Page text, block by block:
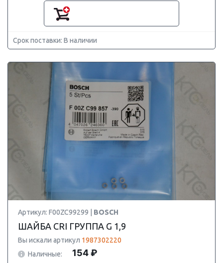
Срок поставки: В наличии
Артикул: F00ZC99299 | BOSCH
ШАЙБА CRI ГРУППА G 1,9
Вы искали артикул 1987302220
Наличные:
154 ₽